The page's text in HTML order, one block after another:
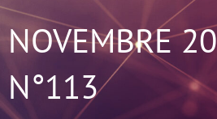
NOVEMBRE
N°113